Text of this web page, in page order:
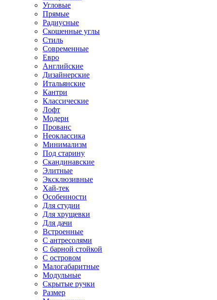
Угловые
Прямые
Радиусные
Скошенные углы
Стиль
Современные
Евро
Английские
Дизайнерские
Итальянские
Кантри
Классические
Лофт
Модерн
Прованс
Неоклассика
Минимализм
Под старину
Скандинавские
Элитные
Эксклюзивные
Хай-тек
Особенности
Для студии
Для хрущевки
Для дачи
Встроенные
С антресолями
С барной стойкой
С островом
Малогабаритные
Модульные
Скрытые ручки
Размер